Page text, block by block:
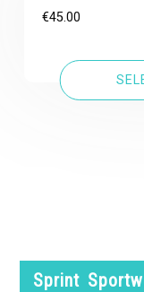
€45.00
Sprint